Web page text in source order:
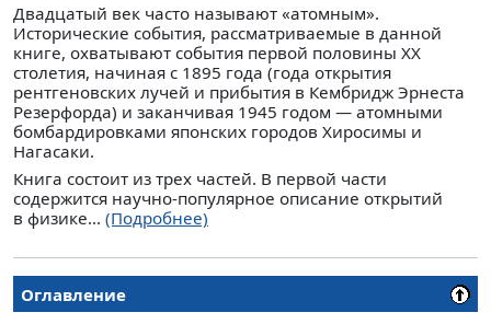
Двадцатый век часто называют «атомным».
Исторические события, рассматриваемые в данной
книге, охватывают события первой половины XX
столетия, начиная с 1895 года (года открытия
рентгеновских лучей и прибытия в Кембридж Эрнеста
Резерфорда) и заканчивая 1945 годом — атомными
бомбардировками японских городов Хиросимы и
Нагасаки.
Книга состоит из трех частей. В первой части
содержится научно-популярное описание открытий
в физике... (Подробнее)
Оглавление